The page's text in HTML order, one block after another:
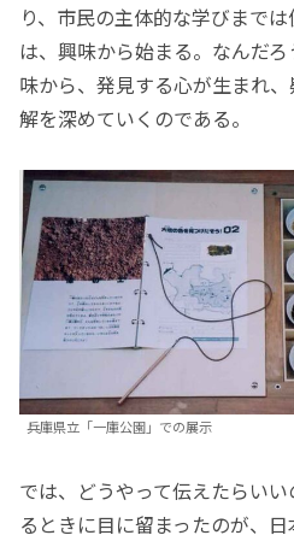
り、市民の主体的な学びまで
は、興味から始まる。なんだ
味から、発見する心が生まれ
解を深めていくのである。
兵庫県立「一庫公園」での展示
では、どうやって伝えたらい
るときに目に留まったのが、